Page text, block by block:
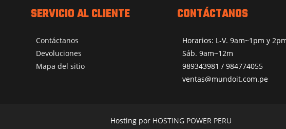
SERVICIO AL CLIENTE
Contáctanos
Devoluciones
Mapa del sitio
CONTÁCTANOS
Horarios: L-V. 9am~1pm y
Sáb. 9am~12m
989343981 / 984774055
ventas@mundoit.com.pe
Hosting por HOSTING POWER PERU